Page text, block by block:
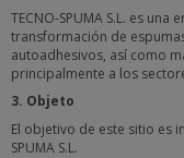
TECNO-SPUMA S.L. es
transformación de
autoadhesivos, así como
principalmente a los
3. Objeto
El objetivo de este sitio es
SPUMA S.L.